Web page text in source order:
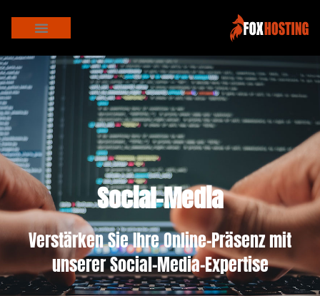
Social-Media
Verstärken Sie Ihre Online-Präsenz mit
unserer Social-Media-Expertise